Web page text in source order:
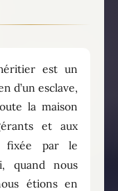
est un
d’un esclave,
la maison
et aux
fixée par le
quand nous
étions en